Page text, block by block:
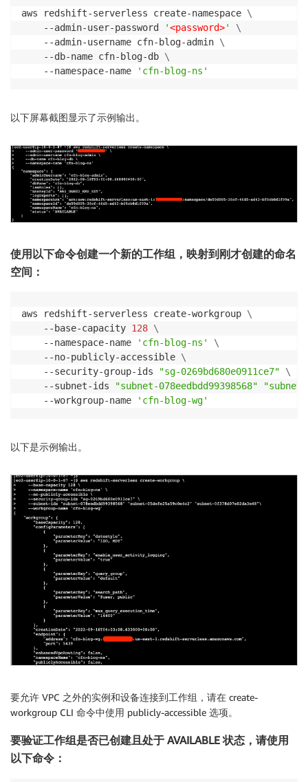
aws redshift-serverless create-namespace \
    --admin-user-password
'<password>'
\
    --admin-username cfn-blog-admin
\
    --db-name cfn-blog-db
\
    --namespace-name
'cfn-blog-ns'
以下屏幕截图显示了示例输出。
使用以下命令创建一个新的工作组，映射到刚才创建的命名
空间：
aws redshift-serverless create-workgroup \
    --base-capacity
128 \
    --namespace-name
'cfn-blog-ns'
\
    --no-publicly-accessible
\
    --security-group-ids
"sg-0269bd680e0911ce7"
\
    --subnet-ids
"subnet-078eedbdd99398568"
"subnet-
    --workgroup-name
'cfn-blog-wg'
以下是示例输出。
要允许 VPC 之外的实例和设备连接到工作组，请在 create-
workgroup CLI 命令中使用 publicly-accessible 选项。
要验证工作组是否已创建且处于 AVAILABLE 状态，请使用
以下命令：